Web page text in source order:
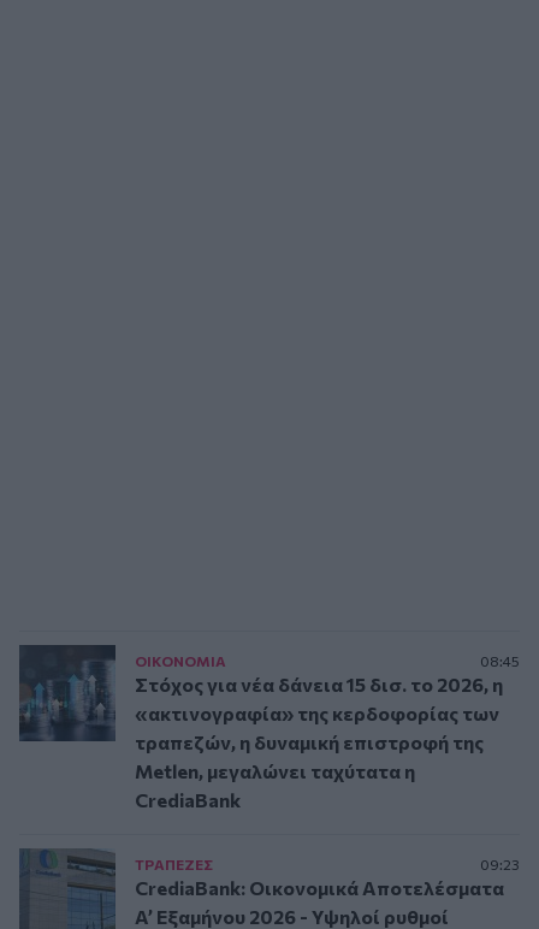
ΟΙΚΟΝΟΜΙΑ 08:45
Στόχος για νέα δάνεια 15 δισ. το 2026, η
«ακτινογραφία» της κερδοφορίας των
τραπεζών, η δυναμική επιστροφή της
Metlen, μεγαλώνει ταχύτατα η
CrediaBank
ΤΡAΠΕΖΕΣ 09:23
CrediaBank: Οικονομικά Αποτελέσματα
A’ Εξαμήνου 2026 - Υψηλοί ρυθμοί